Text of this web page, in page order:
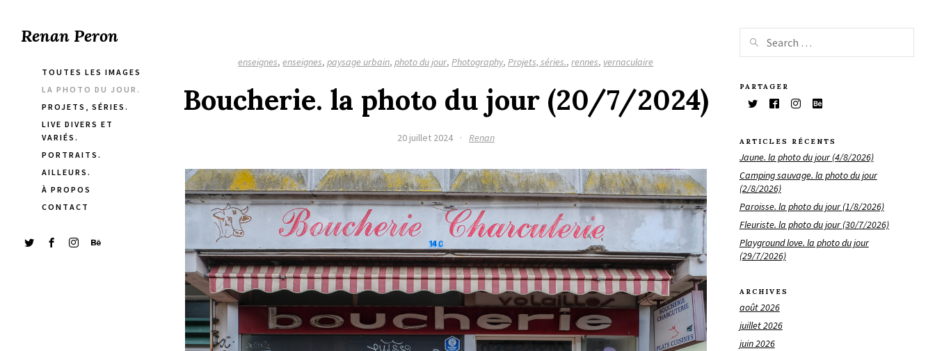
Renan Peron
TOUTES LES IMAGES
LA PHOTO DU JOUR.
PROJETS, SÉRIES.
LIVE DIVERS ET
VARIÉS.
PORTRAITS.
AILLEURS.
À PROPOS
CONTACT
enseignes,enseignes,paysage urbain,photo du jour,Photography,Projets, séries.,rennes, vernaculaire
Boucherie. la photo du jour (20/7/2024)
20 juillet 2024 · Renan
PARTAGER
ARTICLES RÉCENTS
Jaune. la photo du jour (4/8/2026)
Camping sauvage. la photo du jour
(2/8/2026)
Paroisse. la photo du jour (1/8/2026)
Fleuriste. la photo du jour (30/7/2026)
Playground love. la photo du jour
(29/7/2026)
ARCHIVES
août 2026
juillet 2026
juin 2026